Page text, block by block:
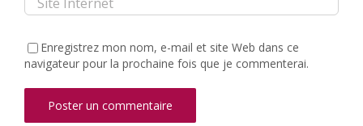
Enregistrez mon nom, e-mail et site Web dans ce
navigateur pour la prochaine fois que je commenterai.